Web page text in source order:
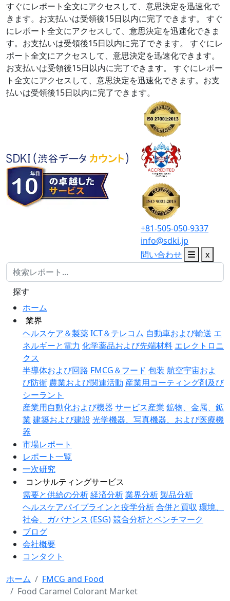
すぐにレポート全文にアクセスして、意思決定を迅速化で
きます。お支払いは受領後15日以内に完了できます。
すぐ
にレポート全文にアクセスして、意思決定を迅速化できま
す。お支払いは受領後15日以内に完了できます。
すぐにレ
ポート全文にアクセスして、意思決定を迅速化できます。
お支払いは受領後15日以内に完了できます。
すぐにレポー
ト全文にアクセスして、意思決定を迅速化できます。お支
払いは受領後15日以内に完了できます。
+81-505-050-9337
info@sdki.jp
問い合わせ
x
ホーム
業界
ヘルスケア＆製薬ICT＆テレコム 自動車および輸送 エ
ネルギーと電力 化学薬品および先端材料 エレクトロニ
クス
半導体および回路 FMCG＆フード 包装 航空宇宙およ
び防衛 農業および関連活動 産業用コーティング剤及び
シーラント
産業用自動化および機器 サービス産業 鉱物、金属、鉱
業 建築および建設 光学機器、写真機器、および医療機
器
市場レポート
レポート一覧
一次研究
コンサルティングサービス
需要と供給の分析経済分析業界分析製品分析
ヘルスケアパイプラインと疫学分析合併と買収 環境、
社会、ガバナンス (ESG)競合分析とベンチマーク
ブログ
会社概要
コンタクト
探す
ホーム
FMCG and Food
Food Caramel Colorant Market